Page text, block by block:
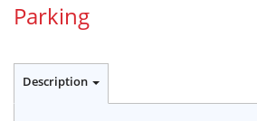
Parking
Description